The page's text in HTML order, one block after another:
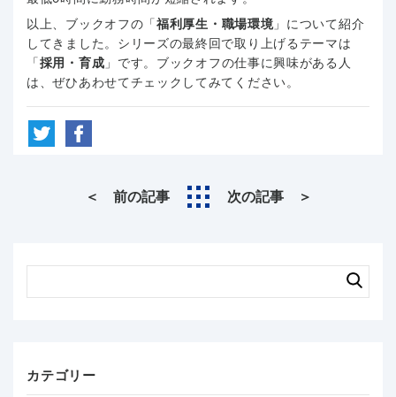
以上、ブックオフの「 福利厚生・職場環境 」について紹介
してきました。シリーズの最終回で取り上げるテーマは
「 採用・育成 」です。ブックオフの仕事に興味がある人
は、ぜひあわせてチェックしてみてください。
＜ 前の記事 次の記事 ＞
カテゴリー